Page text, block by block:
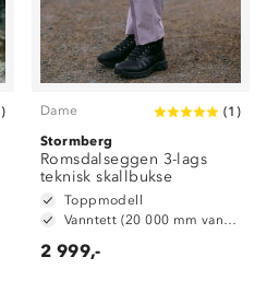
) Dame (1 )
Stormberg
Romsdalseggen 3-lags
teknisk skallbukse
Toppmodell
Vanntett (20 000 mm vannsøyle)
2 999,-